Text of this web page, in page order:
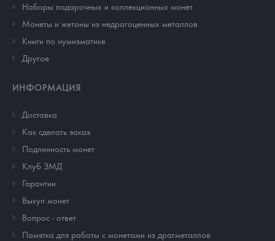
Наборы подарочных и коллекционных монет
Монеты и жетоны из недрагоценных металлов
Книги по нумизматике
Другое
ИНФОРМАЦИЯ
Доставка
Как сделать заказ
Подлинность монет
Клуб ЗМД
Гарантии
Выкуп монет
Вопрос - ответ
Памятка для работы с монетами из драгметаллов